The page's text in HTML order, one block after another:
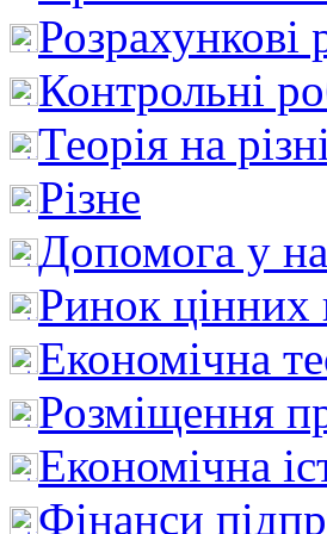
Розрахункові
Контрольні
Теорія на
Різне
Допомога у
Ринок цінних
Економічна
Розміщення
Економічна
Фінанси